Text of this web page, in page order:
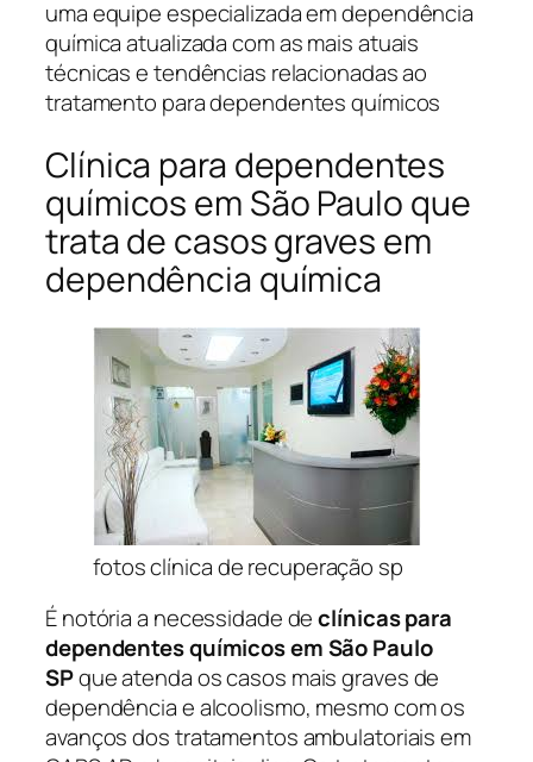
uma equipe especializada em dependência
química atualizada com as mais atuais
técnicas e tendências relacionadas ao
tratamento para dependentes químicos
Clínica para dependentes
químicos em São Paulo que
trata de casos graves em
dependência química
fotos clínica de recuperação sp
É notória a necessidade declínicas para
dependentes químicos em São Paulo
SPque atenda os casos mais graves de
dependência e alcoolismo, mesmo com os
avanços dos tratamentos ambulatoriais em